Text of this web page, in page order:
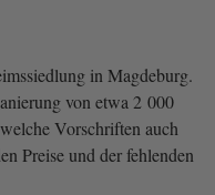
in Magdeburg.
von etwa 2 000
Vorschriften auch
Preise und der fehlenden